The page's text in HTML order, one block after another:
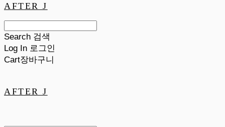
AFTER J
Search 검색
Log In 로그인
Cart장바구니
AFTER J